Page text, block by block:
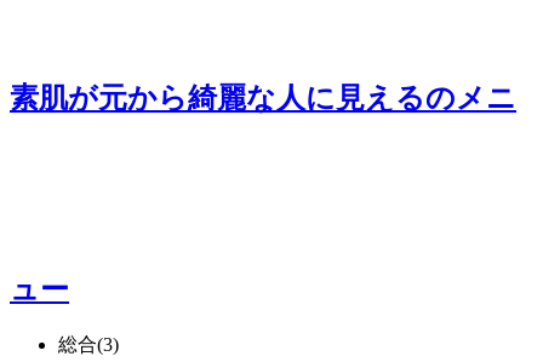
素肌が元から綺麗な人に見えるのメニ
ュー
総合(3)